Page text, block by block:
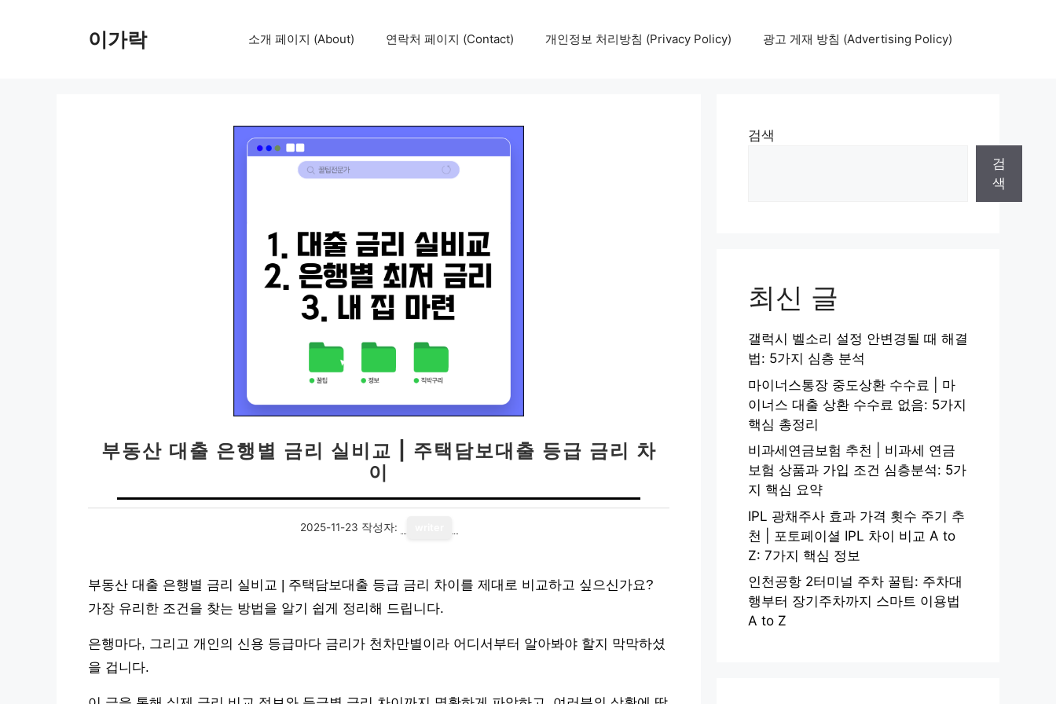
이가락 소개 페이지 (About) 연락처 페이지 (Contact) 개인정보 처리방침 (Privacy Policy) 광고 게재 방침 (Advertising Policy)
부동산 대출 은행별 금리 실비교 | 주택담보대출 등급 금리 차
이
2025-11-23 작성자:
부동산 대출 은행별 금리 실비교 | 주택담보대출 등급 금리 차이를 제대로 비교하고 싶으신가요?
가장 유리한 조건을 찾는 방법을 알기 쉽게 정리해 드립니다.
은행마다, 그리고 개인의 신용 등급마다 금리가 천차만별이라 어디서부터 알아봐야 할지 막막하셨
을 겁니다.
검색
검
색
최신 글
갤럭시 벨소리 설정 안변경될 때 해결
법: 5가지 심층 분석
마이너스통장 중도상환 수수료 | 마
이너스 대출 상환 수수료 없음: 5가지
핵심 총정리
비과세연금보험 추천 | 비과세 연금
보험 상품과 가입 조건 심층분석: 5가
지 핵심 요약
IPL 광채주사 효과 가격 횟수 주기 추
천 | 포토페이셜 IPL 차이 비교 A to
Z: 7가지 핵심 정보
인천공항 2터미널 주차 꿀팁: 주차대
행부터 장기주차까지 스마트 이용법
A to Z